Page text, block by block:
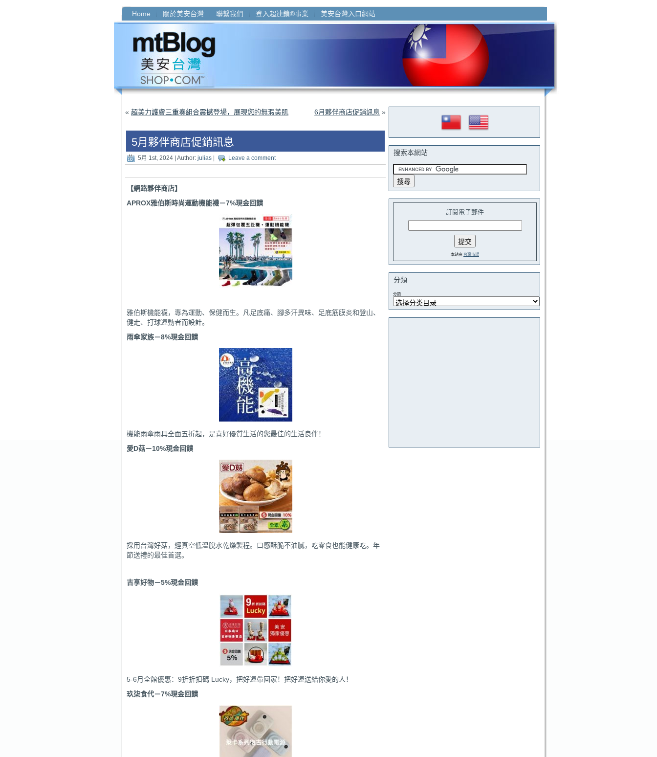
Home 關於美安台灣 聯繫我們 登入超連鎖®事業 美安台灣入口網站
« 超美力護膚三重奏組合震撼登場，展現您的無瑕美肌 6月夥伴商店促銷訊息 »
5月夥伴商店促銷訊息
5月 1st, 2024 | Author: julias Leave a comment
【網路夥伴商店】
APROX雅伯斯時尚運動機能襪－7%現金回饋
雅伯斯機能襪，專為運動、保健而生。凡足底痛、腳多汗異味、足底筋膜炎和登山、
健走、打球運動者而設計。
雨傘家族－8%現金回饋
機能雨傘雨具全面五折起，是喜好優質生活的您最佳的生活良伴！
愛D菇－10%現金回饋
採用台灣好菇，經真空低溫脫水乾燥製程。口感酥脆不油膩，吃零食也能健康吃。年
節送禮的最佳首選。
吉享好物－5%現金回饋
5-6月全館優惠：9折折扣碼 Lucky，把好運帶回家！把好運送給你愛的人！
玖柒食代－7%現金回饋
搜索本網站
訂閱電子郵件
本站由 台灣市場
分類
分類